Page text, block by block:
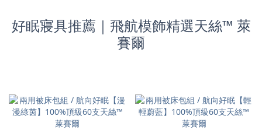
好眠寢具推薦｜飛航模飾精選天絲™ 萊
賽爾